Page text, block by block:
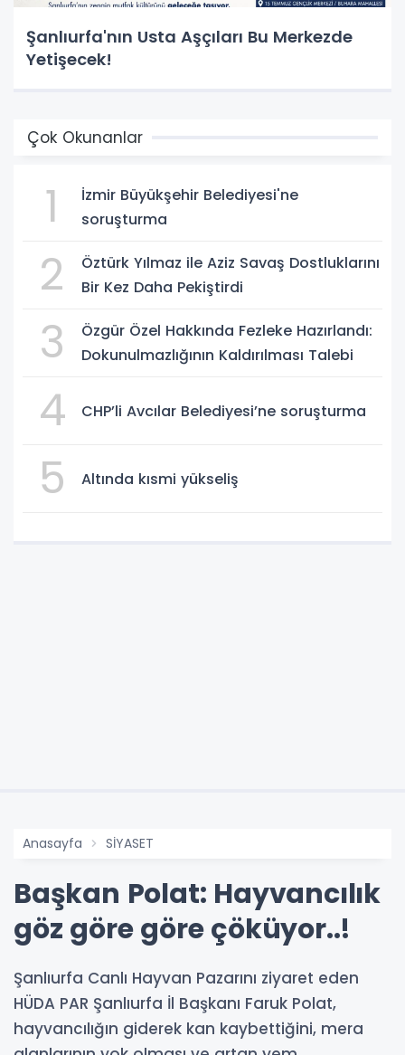
Şanlıurfa'nın Usta Aşçıları Bu Merkezde
Yetişecek!
Çok Okunanlar
1
İzmir Büyükşehir Belediyesi'ne
soruşturma
2
Öztürk Yılmaz ile Aziz Savaş Dostluklarını
Bir Kez Daha Pekiştirdi
3
Özgür Özel Hakkında Fezleke Hazırlandı:
Dokunulmazlığının Kaldırılması Talebi
4 CHP’li Avcılar Belediyesi’ne soruşturma
5 Altında kısmi yükseliş
Anasayfa SİYASET
Başkan Polat: Hayvancılık
göz göre göre çöküyor..!
Şanlıurfa Canlı Hayvan Pazarını ziyaret eden
HÜDA PAR Şanlıurfa İl Başkanı Faruk Polat,
hayvancılığın giderek kan kaybettiğini, mera